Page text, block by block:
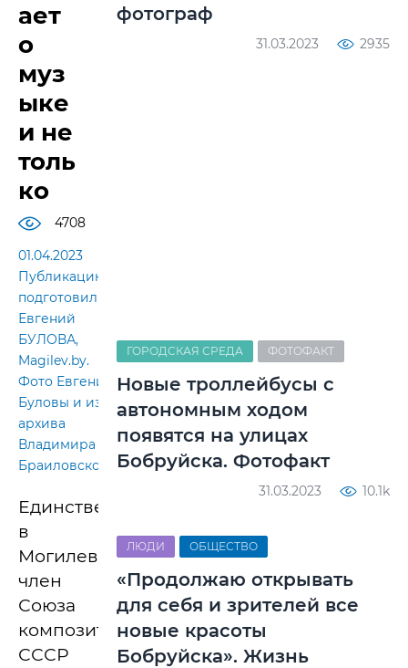
ает
о
муз
ыке
и не
толь
ко
4708
01.04.2023
Публикацию
подготовил
Евгений
БУЛОВА,
Magilev.by.
Фото Евгения
Буловы и из
архива
Владимира
Браиловского
Единственный
в
Могилеве
член
Союза
композиторов
СССР
фотограф
31.03.2023 2935
ГОРОДСКАЯ СРЕДА ФОТОФАКТ
Новые троллейбусы с
автономным ходом
появятся на улицах
Бобруйска. Фотофакт
31.03.2023 10.1k
ЛЮДИ ОБЩЕСТВО
«Продолжаю открывать
для себя и зрителей все
новые красоты
Бобруйска». Жизнь